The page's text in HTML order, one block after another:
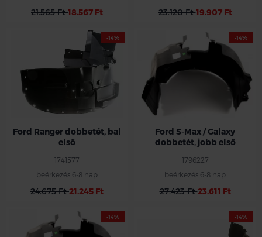
21.565 Ft18.567 Ft 23.120 Ft19.907 Ft
-14%
Ford Ranger dobbetét, bal
első
1741577
beérkezés 6-8 nap
24.675 Ft21.245 Ft
Ford jobb első dobbetét
Ford S-max /Galaxy 2006-2015
-14%
Ford S-Max / Galaxy
dobbetét, jobb első
1796227
beérkezés 6-8 nap
27.423 Ft23.611 Ft
-14% -14%